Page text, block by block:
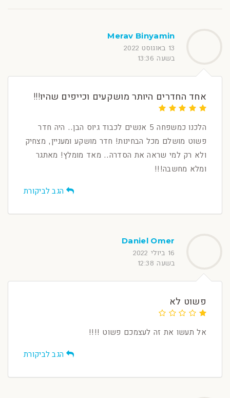
Merav Binyamin
13 באוגוסט 2022
בשעה 13:36
אחד החדרים היותר מושקעים וכייפים שהיו!!!
הלכנו כמשפחה 5 אנשים לכבוד גיוס הבן.. היה חדר
פשוט מושלם מכל הבחינות! חדר מושקע ומעניין, מצחיק
ולא רק למי שראה את הסדרה.. מאד מומלץ! מאתגר
ומלא מחשבה!!!
הגב לביקורת
Daniel Omer
16 ביולי 2022
בשעה 12:38
פשוט לא
אל תעשו את זה לעצמכם פשוט !!!!
הגב לביקורת